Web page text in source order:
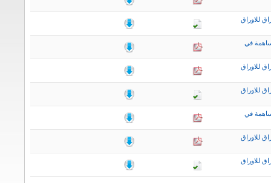
للاوراق
في
للاوراق
للاوراق
في
للاوراق
للاوراق